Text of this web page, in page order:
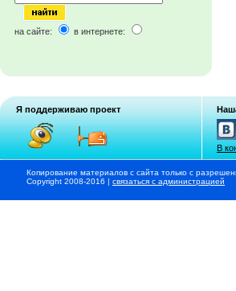
на сайте: в интернете:
Я поддерживаю проект
В
Копирование материалов с сайта только с
Copyright 2008-2016 | связаться с администрацией